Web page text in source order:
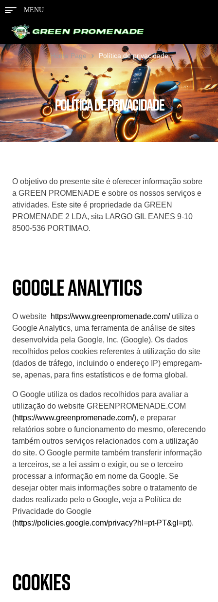
MENU
POLÍTICA DE PRIVACIDADE
Home Page Política de privacidade
O objetivo do presente site é oferecer informação sobre
a GREEN PROMENADE e sobre os nossos serviços e
atividades. Este site é propriedade da GREEN
PROMENADE 2 LDA, sita LARGO GIL EANES 9-10
8500-536 PORTIMAO.
Google Analytics
O website https://www.greenpromenade.com/utiliza o
Google Analytics, uma ferramenta de análise de sites
desenvolvida pela Google, Inc. (Google). Os dados
recolhidos pelos cookies referentes à utilização do site
(dados de tráfego, incluindo o endereço IP) empregam-
se, apenas, para fins estatísticos e de forma global.
O Google utiliza os dados recolhidos para avaliar a
utilização do website GREENPROMENADE.COM
(https://www.greenpromenade.com/), e preparar
relatórios sobre o funcionamento do mesmo, oferecendo
também outros serviços relacionados com a utilização
do site. O Google permite também transferir informação
a terceiros, se a lei assim o exigir, ou se o terceiro
processar a informação em nome da Google. Se
desejar obter mais informações sobre o tratamento de
dados realizado pelo o Google, veja a Política de
Privacidade do Google
(https://policies.google.com/privacy?hl=pt-PT&gl=pt).
Cookies